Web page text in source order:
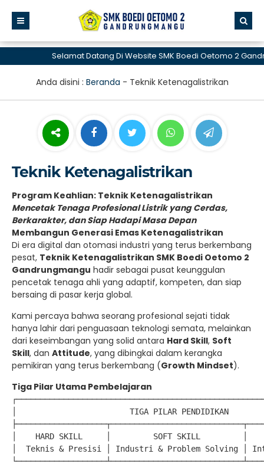
Selamat Datang Di Website SMK Boedi Oetomo 2
Anda disini : Beranda - Teknik Ketenagalistrikan
Teknik Ketenagalistrikan
Program Keahlian: Teknik Ketenagalistrikan
Mencetak Tenaga Profesional Listrik yang Cerdas,
Berkarakter, dan Siap Hadapi Masa Depan
Membangun Generasi Emas Ketenagalistrikan
Di era digital dan otomasi industri yang terus berkembang
pesat, Teknik Ketenagalistrikan SMK Boedi Oetomo 2
Gandrungmangu hadir sebagai pusat keunggulan
pencetak tenaga ahli yang adaptif, kompeten, dan siap
bersaing di pasar kerja global.
Kami percaya bahwa seorang profesional sejati tidak
hanya lahir dari penguasaan teknologi semata, melainkan
dari keseimbangan yang solid antara Hard Skill, Soft
Skill, dan Attitude, yang dibingkai dalam kerangka
pemikiran yang terus berkembang (Growth Mindset).
Tiga Pilar Utama Pembelajaran
│                        TIGA PILAR PENDIDIKAN
│    HARD SKILL     │         SOFT SKILL         │
│  Teknis & Presisi │ Industri & Problem Solving │